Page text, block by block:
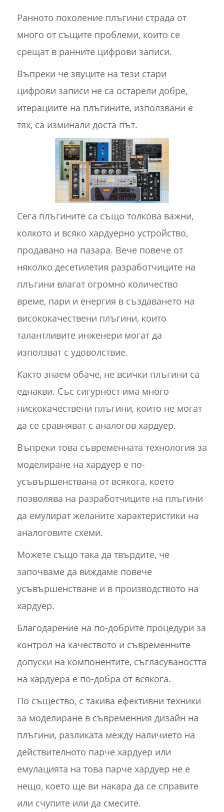
Ранното поколение плъгини страда от
много от същите проблеми, които се
срещат в ранните цифрови записи.
Въпреки че звуците на тези стари
цифрови записи не са остарели добре,
итерациите на плъгините, използвани в
тях, са изминали доста път.
Сега плъгините са също толкова важни,
колкото и всяко хардуерно устройство,
продавано на пазара. Вече повече от
няколко десетилетия разработчиците на
плъгини влагат огромно количество
време, пари и енергия в създаването на
висококачествени плъгини, които
талантливите инженери могат да
използват с удоволствие.
Както знаем обаче, не всички плъгини са
еднакви. Със сигурност има много
нискокачествени плъгини, които не могат
да се сравняват с аналогов хардуер.
Въпреки това съвременната технология за
моделиране на хардуер е по-
усъвършенствана от всякога, което
позволява на разработчиците на плъгини
да емулират желаните характеристики на
аналоговите схеми.
Можете също така да твърдите, че
започваме да виждаме повече
усъвършенстване и в производството на
хардуер.
Благодарение на по-добрите процедури за
контрол на качеството и съвременните
допуски на компонентите, съгласуваността
на хардуера е по-добра от всякога.
По същество, с такива ефективни техники
за моделиране в съвременния дизайн на
плъгини, разликата между наличието на
действителното парче хардуер или
емулацията на това парче хардуер не е
нещо, което ще ви накара да се справите
или счупите или да смесите.